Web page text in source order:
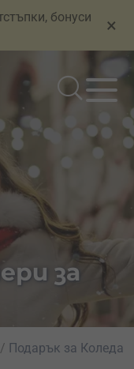
бонуси
×
за
/ Подарък за Коледа